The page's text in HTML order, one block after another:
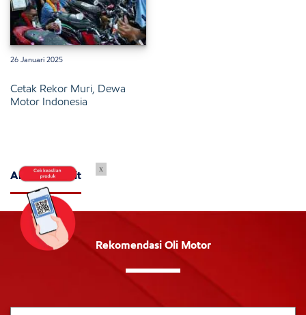
26 Januari 2025
Cetak Rekor Muri, Dewa
Motor Indonesia
Artikel Terkait
Rekomendasi Oli Motor
x